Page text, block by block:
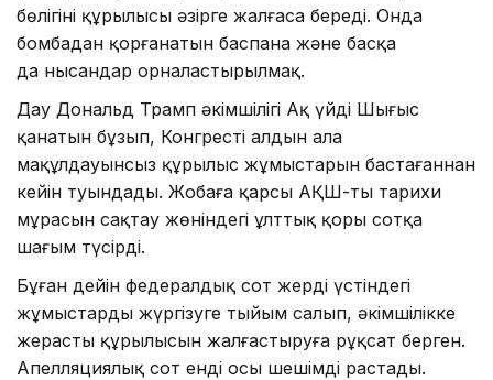
бөлігінің құрылысы әзірге жалғаса береді. Онда
бомбадан қорғанатын баспана және басқа
да нысандар орналастырылмақ.
Дау Дональд Трамп әкімшілігі Ақ үйдің Шығыс
қанатын бұзып, Конгрестің алдын ала
мақұлдауынсыз құрылыс жұмыстарын бастағаннан
кейін туындады. Жобаға қарсы АҚШ-тың тарихи
мұрасын сақтау жөніндегі ұлттық қоры сотқа
шағым түсірді.
Бұған дейін федералдық сот жердің үстіндегі
жұмыстарды жүргізуге тыйым салып, әкімшілікке
жерасты құрылысын жалғастыруға рұқсат берген.
Апелляциялық сот енді осы шешімді растады.